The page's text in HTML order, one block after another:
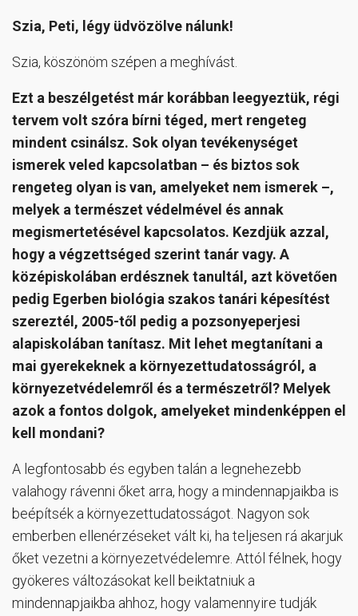
Szia, Peti, légy üdvözölve nálunk!
Szia, köszönöm szépen a meghívást.
Ezt a beszélgetést már korábban leegyeztük, régi
tervem volt szóra bírni téged, mert rengeteg
mindent csinálsz. Sok olyan tevékenységet
ismerek veled kapcsolatban – és biztos sok
rengeteg olyan is van, amelyeket nem ismerek –,
melyek a természet védelmével és annak
megismertetésével kapcsolatos. Kezdjük azzal,
hogy a végzettséged szerint tanár vagy. A
középiskolában erdésznek tanultál, azt követően
pedig Egerben biológia szakos tanári képesítést
szereztél, 2005-től pedig a pozsonyeperjesi
alapiskolában tanítasz. Mit lehet megtanítani a
mai gyerekeknek a környezettudatosságról, a
környezetvédelemről és a természetről? Melyek
azok a fontos dolgok, amelyeket mindenképpen el
kell mondani?
A legfontosabb és egyben talán a legnehezebb
valahogy rávenni őket arra, hogy a mindennapjaikba is
beépítsék a környezettudatosságot. Nagyon sok
emberben ellenérzéseket vált ki, ha teljesen rá akarjuk
őket vezetni a környezetvédelemre. Attól félnek, hogy
gyökeres változásokat kell beiktatniuk a
mindennapjaikba ahhoz, hogy valamennyire tudják